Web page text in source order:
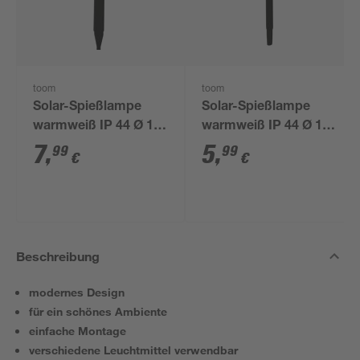
toom
Solar-Spießlampe
warmweiß IP 44 Ø 15
x 44 cm
7,99 €
toom
Solar-Spießlampe
warmweiß IP 44 Ø 10
x 39 cm
5,99 €
Beschreibung
modernes Design
für ein schönes Ambiente
einfache Montage
verschiedene Leuchtmittel verwendbar